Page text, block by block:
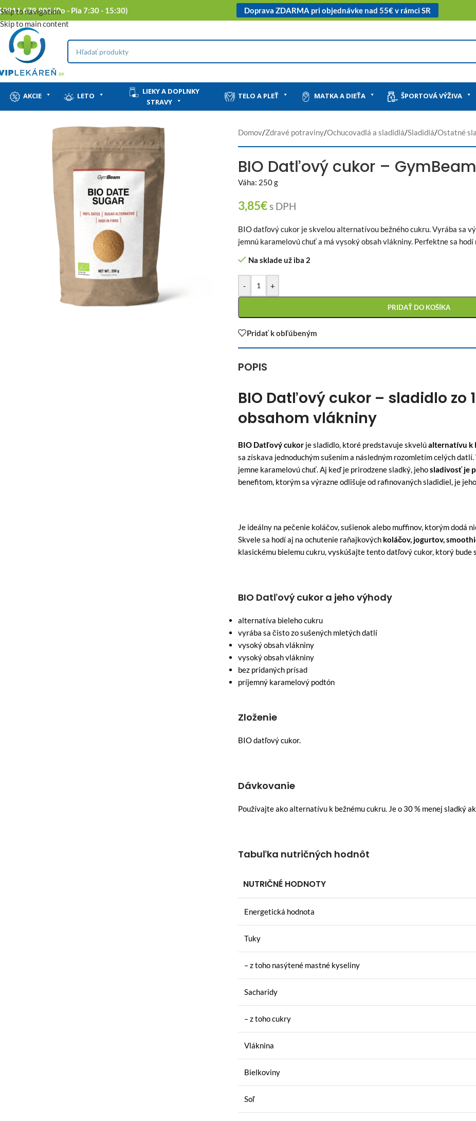
Skip to navigation
Skip to main content
0911 678 900 (Po - Pia 7:30 - 15:30) Doprava ZDARMA pri objednávke nad 55€ v rámci SR
AKCIE LETO
LIEKY A DOPLNKY
STRAVY
TELO A PLEŤ MATKA A DIEŤA ŠPORTOVÁ VÝŽIVA
Domov/Zdravé potraviny/Ochucovadlá a sladidlá/Sladidlá/Ostatné
BIO Datľový cukor – GymBeam
Váha: 250 g
3,85€s DPH
BIO datľový cukor je skvelou alternatívou bežného cukru. Vyrába sa
jemnú karamelovú chuť a má vysoký obsah vlákniny. Perfektne sa
Na sklade už iba 2
- +
PRIDAŤ DO KOŠÍKA
Pridať k obľúbeným
POPIS
BIO Datľový cukor – sladidlo zo
obsahom vlákniny
BIO Datľový cukor je sladidlo, ktoré predstavuje skvelúalternatívu k
sa získava jednoduchým sušením a následným rozomletím celých
jemne karamelovú chuť. Aj keď je prirodzene sladký, jehosladivosť je
benefitom, ktorým sa výrazne odlišuje od rafinovaných sladidiel, je jeho
Je ideálny na pečenie koláčov, sušienok alebo muffinov, ktorým dodá
Skvele sa hodí aj na ochutenie raňajkových koláčov, jogurtov,
klasickému bielemu cukru, vyskúšajte tento datľový cukor, ktorý bude
BIO Datľový cukor a jeho výhody
alternatíva bieleho cukru
vyrába sa čisto zo sušených mletých datlí
vysoký obsah vlákniny
vysoký obsah vlákniny
bez pridaných prísad
príjemný karamelový podtón
Zloženie
BIO datľový cukor.
Dávkovanie
Používajte ako alternatívu k bežnému cukru. Je o 30 % menej sladký
Tabuľka nutričných hodnôt
NUTRIČNÉ HODNOTY
Energetická hodnota
Tuky
– z toho nasýtené mastné kyseliny
Sacharidy
– z toho cukry
Vláknina
Bielkoviny
Soľ